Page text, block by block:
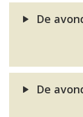
De
De